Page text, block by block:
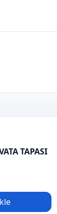
TAPASI